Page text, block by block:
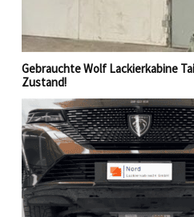
Gebrauchte Wolf Lackierkabine
Zustand!